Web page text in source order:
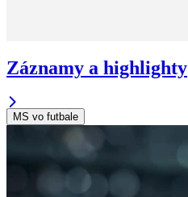
Záznamy a highlighty
MS vo futbale